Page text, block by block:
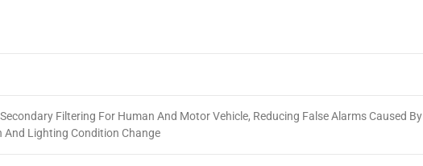
Filtering For Human And Motor Vehicle, Reducing False Alarms Caused By
And Lighting Condition Change